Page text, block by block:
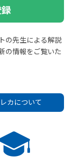
の先生による解説
の情報をご覧いた
カについて